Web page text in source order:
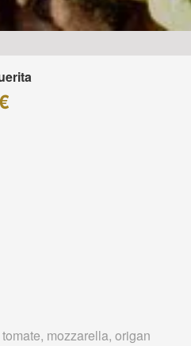
mozzarella, origan